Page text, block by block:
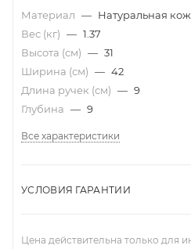
Материал — Натуральная
Вес (кг) — 1.37
Высота (см) — 31
Ширина (см) — 42
Длина ручек (см) — 9
Глубина — 9
Все характеристики
УСЛОВИЯ ГАРАНТИИ
Цена действительна только для